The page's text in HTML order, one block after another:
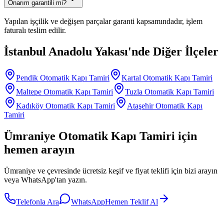
Onarım garantili mi?
Yapılan işçilik ve değişen parçalar garanti kapsamındadır, işlem
faturalı teslim edilir.
İstanbul Anadolu Yakası'nde Diğer İlçeler
Pendik Otomatik Kapı Tamiri Kartal Otomatik Kapı Tamiri
Maltepe Otomatik Kapı Tamiri Tuzla Otomatik Kapı Tamiri
Kadıköy Otomatik Kapı Tamiri Ataşehir Otomatik Kapı
Tamiri
Ümraniye Otomatik Kapı Tamiri için
hemen arayın
Ümraniye ve çevresinde ücretsiz keşif ve fiyat teklifi için bizi arayın
veya WhatsApp'tan yazın.
Telefonla Ara WhatsAppHemen Teklif Al